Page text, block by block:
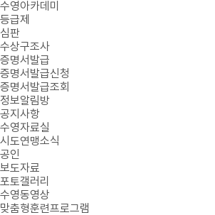
수영아카데미
등급제
심판
수상구조사
증명서발급
증명서발급신청
증명서발급조회
정보알림방
공지사항
수영자료실
시도연맹소식
공인
보도자료
포토갤러리
수영동영상
맞춤형훈련프로그램